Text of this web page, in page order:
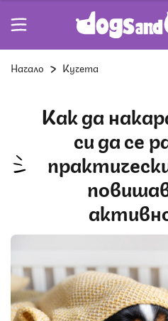
Начало Кучета
Как да накараме кучето
си да се